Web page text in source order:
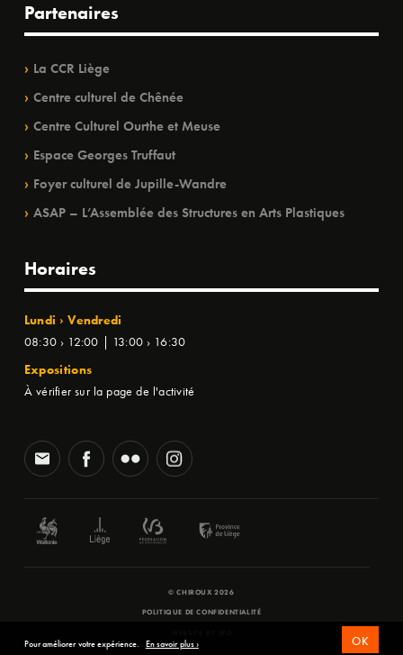
Partenaires
La CCR Liège
Centre culturel de Chênée
Centre Culturel Ourthe et Meuse
Espace Georges Truffaut
Foyer culturel de Jupille-Wandre
ASAP – L’Assemblée des Structures en Arts Plastiques
Horaires
Lundi › Vendredi
08:30 › 12:00 | 13:00 › 16:30
Expositions
À vérifier sur la page de l'activité
© CHIROUX 2026
POLITIQUE DE CONFIDENTIALITÉ
Pour améliorer votre expérience. En savoir plus › OK